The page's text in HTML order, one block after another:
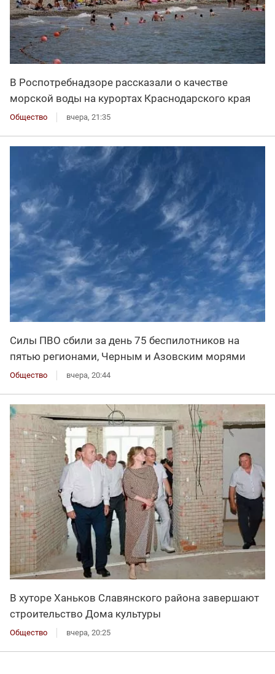
В Роспотребнадзоре рассказали о качестве
морской воды на курортах Краснодарского края
Общество вчера, 21:35
Силы ПВО сбили за день 75 беспилотников на
пятью регионами, Черным и Азовским морями
Общество вчера, 20:44
В хуторе Ханьков Славянского района завершают
строительство Дома культуры
Общество вчера, 20:25